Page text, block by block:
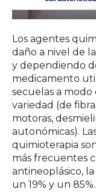
Los agentes
daño a nivel de
y dependiendo
medicamento
secuelas a
variedad (de
motoras,
autonómicas).
quimioterapia
más frecuentes
antineoplásico,
un 19% y un 85%.